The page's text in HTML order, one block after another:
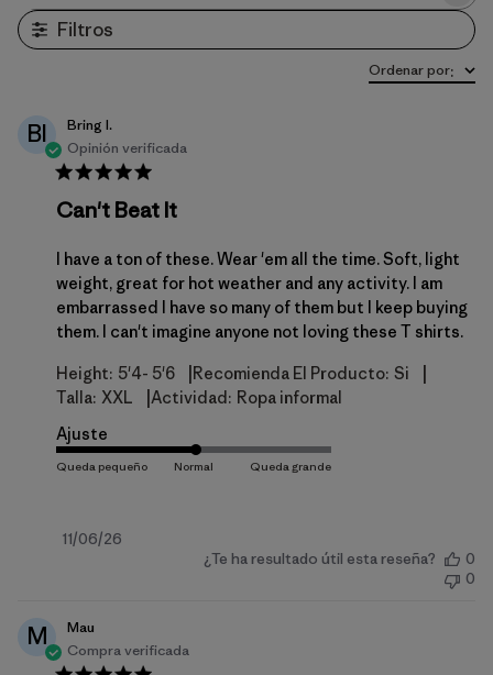
Filtros
Ordenar por:
BI
Bring I.
Opinión verificada
Can't Beat It
I have a ton of these. Wear 'em all the time. Soft, light
weight, great for hot weather and any activity. I am
embarrassed I have so many of them but I keep buying
them. I can't imagine anyone not loving these T shirts.
Height: 5'4- 5'6 Recomienda El Producto: Si
Talla: XXL Actividad: Ropa informal
Ajuste
Fecha
11/06/26
¿Te ha resultado útil esta reseña?
0
0
M
Mau
Compra verificada